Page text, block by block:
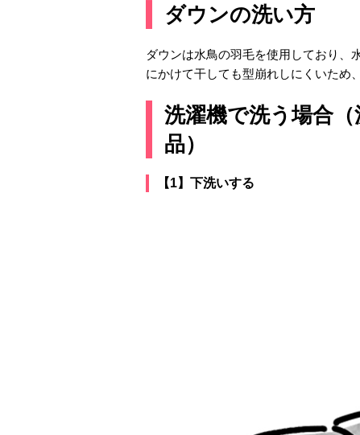
ダウンの洗い方
ダウンは水鳥の羽毛を使用しており、
にかけて干しても型崩れしにくいため
洗濯機で洗う場合
品）
【1】下洗いする